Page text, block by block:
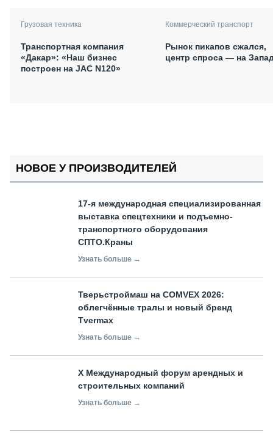
Грузовая техника
Транспортная компания
«Дакар»: «Наш бизнес
построен на JAC N120»
Коммерческий транспорт
Рынок пикапов сжался,
центр спроса — на
НОВОЕ У ПРОИЗВОДИТЕЛЕЙ
17-я международная специализированная
выставка спецтехники и подъемно-
транспортного оборудования
СПТО.Краны
Узнать больше →
Тверьстроймаш на COMVEX 2026:
облегчённые тралы и новый бренд
Tvermax
Узнать больше →
X Международный форум арендных и
строительных компаний
Узнать больше →